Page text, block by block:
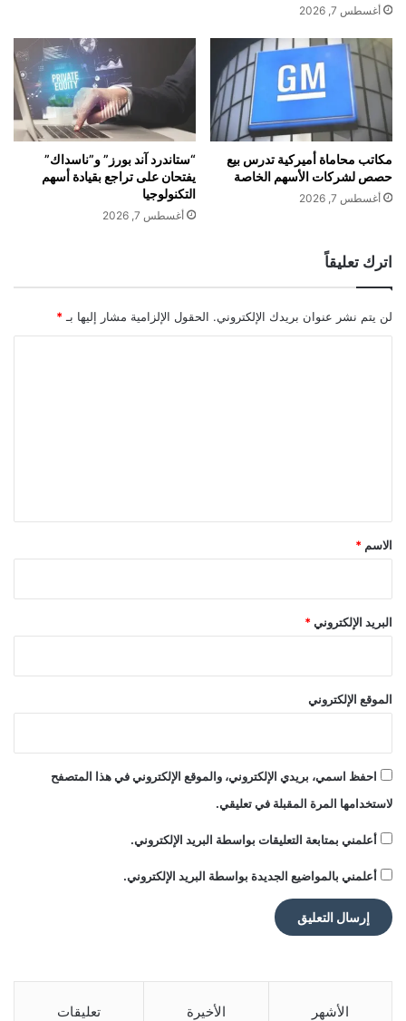
س
ق
ط
ب
س
ؤ
ن
"
و
ع
ا
ت
ح
ر
ب
إ
ي
ر
ا
د
ف
ع
ة
م
ي
ة
أغسطس 7, 2026
مكاتب محاماة أميركية تدرس بيع
حصص لشركات الأسهم الخاصة
أغسطس 7, 2026
“ستاندرد آند بورز” و”ناسداك”
يفتحان على تراجع بقيادة أسهم
التكنولوجيا
أغسطس 7, 2026
اترك تعليقاً
لن يتم نشر عنوان بريدك الإلكتروني. الحقول الإلزامية مشار إليها بـ *
*
الاسم *
البريد الإلكتروني*
الموقع الإلكتروني
احفظ اسمي، بريدي الإلكتروني، والموقع الإلكتروني في هذا المتصفح
لاستخدامها المرة المقبلة في تعليقي.
أعلمني بمتابعة التعليقات بواسطة البريد الإلكتروني.
أعلمني بالمواضيع الجديدة بواسطة البريد الإلكتروني.
الأشهر الأخيرة تعليقات